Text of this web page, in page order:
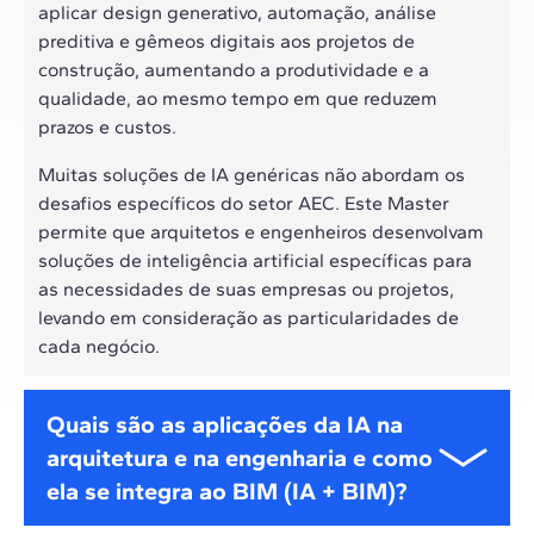
aplicar design generativo, automação, análise
preditiva e gêmeos digitais aos projetos de
construção, aumentando a produtividade e a
qualidade, ao mesmo tempo em que reduzem
prazos e custos.
Muitas soluções de IA genéricas não abordam os
desafios específicos do setor AEC. Este Master
permite que arquitetos e engenheiros desenvolvam
soluções de inteligência artificial específicas para
as necessidades de suas empresas ou projetos,
levando em consideração as particularidades de
cada negócio.
Quais são as aplicações da IA na
arquitetura e na engenharia e como
ela se integra ao BIM (IA + BIM)?